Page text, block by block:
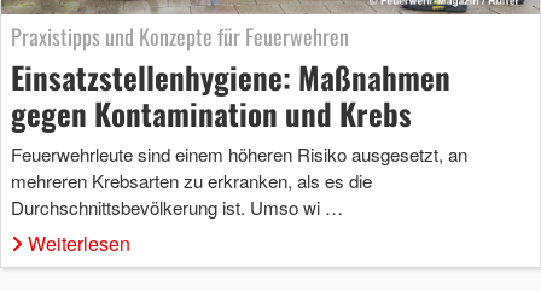
Praxistipps und Konzepte für Feuerwehren
Einsatzstellenhygiene: Maßnahmen
gegen Kontamination und Krebs
Feuerwehrleute sind einem höheren Risiko ausgesetzt, an
mehreren Krebsarten zu erkranken, als es die
Durchschnittsbevölkerung ist. Umso wi …
Weiterlesen